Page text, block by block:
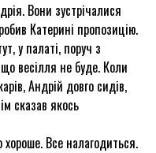
Вони зустрічалися
Катерині пропозицію.
у палаті, поруч з
весілля не буде. Коли
Андрій довго сидів,
сказав якось
Все налагодиться.